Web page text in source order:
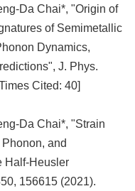
Da Chai*, "Origin of
of Semimetallic
Dynamics,
J. Phys.
Cited: 40]
Da Chai*, "Strain
and
Half-Heusler
156615 (2021).